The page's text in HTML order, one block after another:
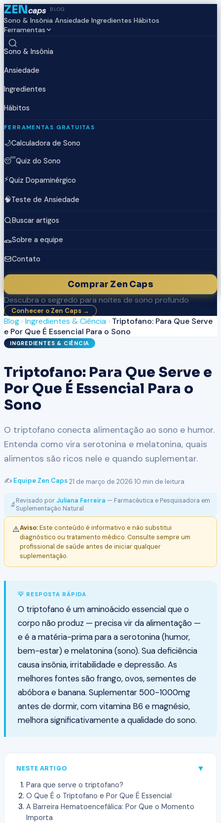
ZENcaps BLOG
Sono & Insônia Ansiedade Ingredientes Hábitos
Ferramentas
Sono & Insônia
Ansiedade
Ingredientes
Hábitos
FERRAMENTAS GRATUITAS
🌙Calculadora de Sono
😴Quiz do Sono
⚡Quiz Dopaminérgico
🧠Teste de Ansiedade
Buscar artigos
Sobre a equipe
Contato
Comprar Zen Caps
Descubra o segredo para noites de sono profundo
Conhecer o Zen Caps →
Blog ›Ingredientes & Ciência › Triptofano: Para Que Serve
e Por Que É Essencial Para o Sono
INGREDIENTES & CIÊNCIA
Triptofano: Para Que Serve e
Por Que É Essencial Para o
Sono
O triptofano conecta alimentação ao sono e humor.
Entenda como vira serotonina e melatonina, quais
alimentos são ricos nele e quando suplementar.
✍️ Equipe Zen Caps·21 de março de 2026·10 min de leitura
🔬Revisado por Juliana Ferreira — Farmacêutica e Pesquisadora em
Suplementação Natural
⚠️Aviso:Este conteúdo é informativo e não substitui
diagnóstico ou tratamento médico. Consulte sempre um
profissional de saúde antes de iniciar qualquer
suplementação.
💡 RESPOSTA RÁPIDA
O triptofano é um aminoácido essencial que o
corpo não produz — precisa vir da alimentação —
e é a matéria-prima para a serotonina (humor,
bem-estar) e melatonina (sono). Sua deficiência
causa insônia, irritabilidade e depressão. As
melhores fontes são frango, ovos, sementes de
abóbora e banana. Suplementar 500-1000mg
antes de dormir, com vitamina B6 e magnésio,
melhora significativamente a qualidade do sono.
NESTE ARTIGO ▼
Para que serve o triptofano?
O Que É o Triptofano e Por Que É Essencial
A Barreira Hematoencefálica: Por Que o Momento
Importa